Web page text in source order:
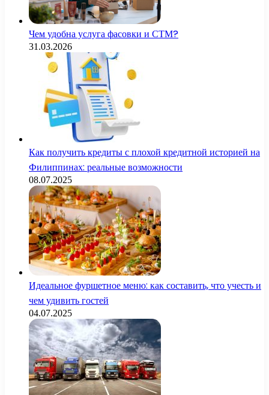
Чем удобна услуга фасовки и СТМ?
31.03.2026
Как получить кредиты с плохой кредитной историей на
Филиппинах: реальные возможности
08.07.2025
Идеальное фуршетное меню: как составить, что учесть и
чем удивить гостей
04.07.2025